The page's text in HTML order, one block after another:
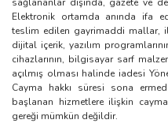
Elektronik ortamda anında ifa
teslim edilen gayrimaddi mallar,
dijital içerik, yazılım
cihazlarının, bilgisayar sarf
açılmış olması halinde iadesi
Cayma hakkı süresi sona
başlanan hizmetlere ilişkin
gereği mümkün değildir.